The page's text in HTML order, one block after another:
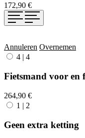
172,90 €
Annuleren Overnemen
4 | 4
Fietsmand voor en
264,90 €
1 | 2
Geen extra ketting